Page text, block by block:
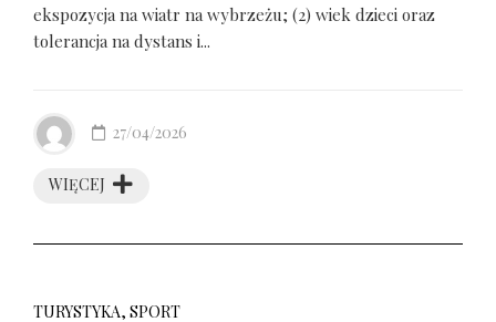
ekspozycja na wiatr na wybrzeżu; (2) wiek dzieci oraz
tolerancja na dystans i...
WIĘCEJ
27/04/2026
TURYSTYKA, SPORT